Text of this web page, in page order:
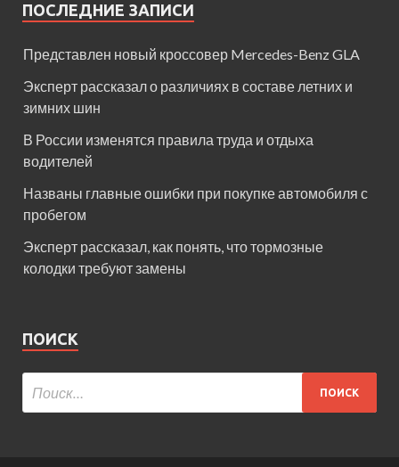
ПОСЛЕДНИЕ ЗАПИСИ
Представлен новый кроссовер Mercedes-Benz GLA
Эксперт рассказал о различиях в составе летних и
зимних шин
В России изменятся правила труда и отдыха
водителей
Названы главные ошибки при покупке автомобиля с
пробегом
Эксперт рассказал, как понять, что тормозные
колодки требуют замены
ПОИСК